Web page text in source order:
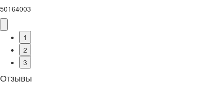
50164003
1
2
3
Отзывы